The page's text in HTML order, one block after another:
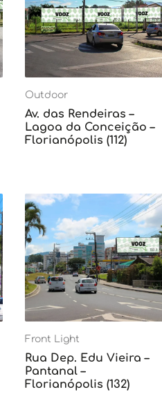
Outdoor
Av. das Rendeiras –
Lagoa da Conceição –
Florianópolis (112)
Front Light
Rua Dep. Edu Vieira –
Pantanal –
Florianópolis (132)